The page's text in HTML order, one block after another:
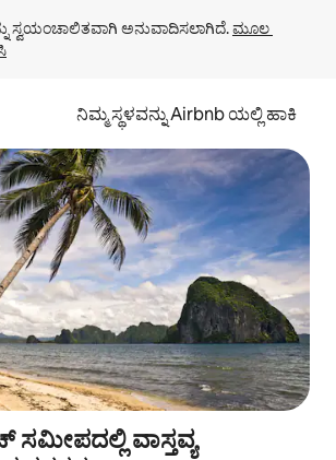
ಸ್ವಯಂಚಾಲಿತವಾಗಿ ಅನುವಾದಿಸಲಾಗಿದೆ. ಮೂಲ
ನಿಮ್ಮ ಸ್ಥಳವನ್ನು Airbnb ಯಲ್ಲಿ ಹಾಕಿ
ಸಮೀಪದಲ್ಲಿ ವಾಸ್ತವ್ಯ